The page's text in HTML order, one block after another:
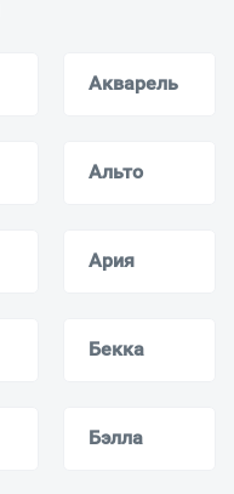
Акварель
Альто
Ария
Бекка
Бэлла